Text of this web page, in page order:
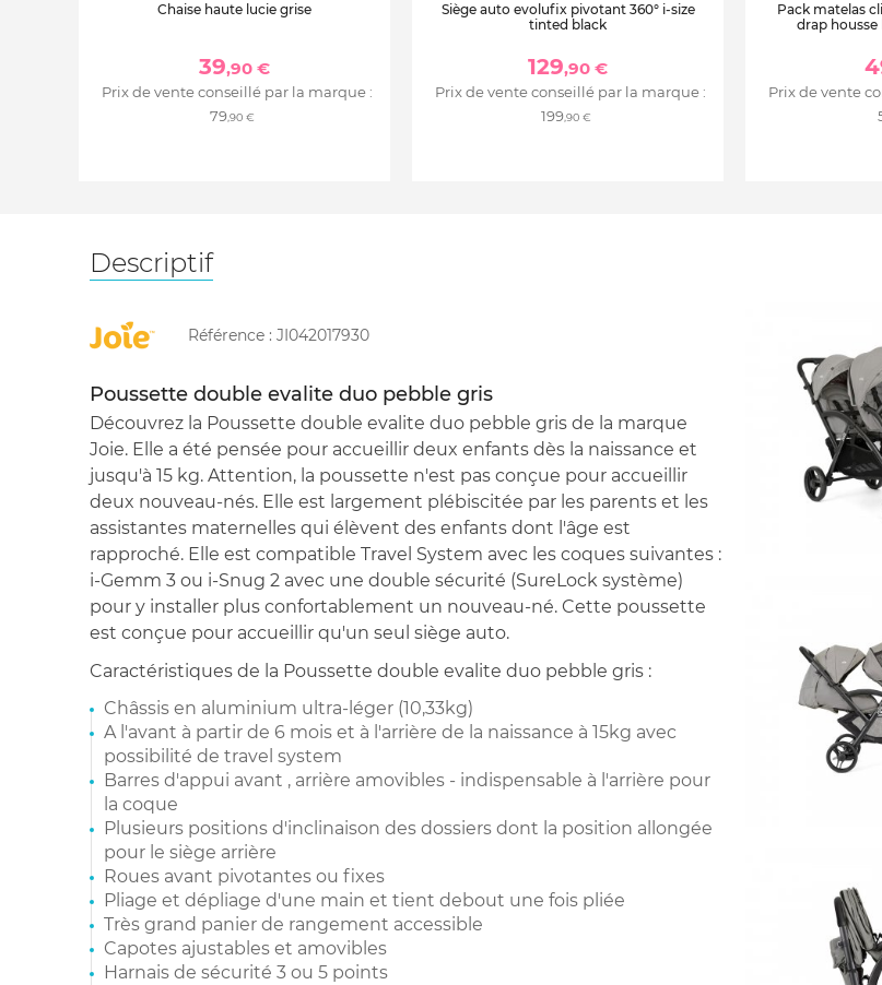
Chaise haute lucie grise
39,90 €
Prix de vente conseillé par la marque :
79,90 €
Siège auto evolufix pivotant 360° i-size
tinted black
129,90 €
Prix de vente conseillé par la marque :
199,90 €
Pack matelas
drap housse
Prix de vente
Descriptif
Référence : JI042017930
Poussette double evalite duo pebble gris
Découvrez la Poussette double evalite duo pebble gris de la marque
Joie. Elle a été pensée pour accueillir deux enfants dès la naissance et
jusqu'à 15 kg. Attention, la poussette n'est pas conçue pour accueillir
deux nouveau-nés. Elle est largement plébiscitée par les parents et les
assistantes maternelles qui élèvent des enfants dont l'âge est
rapproché. Elle est compatible Travel System avec les coques suivantes :
i-Gemm 3 ou i-Snug 2 avec une double sécurité (SureLock système)
pour y installer plus confortablement un nouveau-né. Cette poussette
est conçue pour accueillir qu'un seul siège auto.
Caractéristiques de la Poussette double evalite duo pebble gris :
Châssis en aluminium ultra-léger (10,33kg)
A l'avant à partir de 6 mois et à l'arrière de la naissance à 15kg avec
possibilité de travel system
Barres d'appui avant , arrière amovibles - indispensable à l'arrière pour
la coque
Plusieurs positions d'inclinaison des dossiers dont la position allongée
pour le siège arrière
Roues avant pivotantes ou fixes
Pliage et dépliage d'une main et tient debout une fois pliée
Très grand panier de rangement accessible
Capotes ajustables et amovibles
Harnais de sécurité 3 ou 5 points